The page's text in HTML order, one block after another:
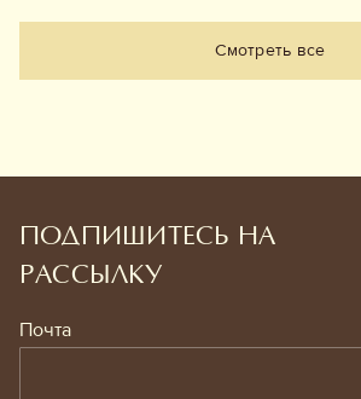
Смотреть все
ПОДПИШИТЕСЬ НА
РАССЫЛКУ
Почта